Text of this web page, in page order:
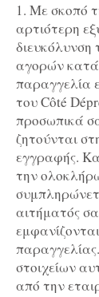
1. Με σκοπό
αρτιότερη
αγορών
παραγγελία
του Côté
προσωπικά
ζητούνται
εγγραφής.
την
αιτήματός
στοιχείων
από την